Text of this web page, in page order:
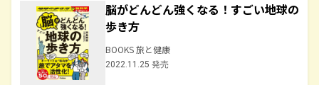
脳がどんどん強くなる！すごい地球の
歩き方
BOOKS 旅と健康
2022.11.25 発売